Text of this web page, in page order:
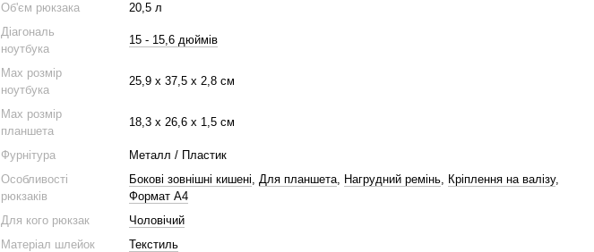
Об'єм рюкзака
20,5 л
Діагональ
ноутбука
15 - 15,6 дюймів
Max розмір
ноутбука
25,9 x 37,5 x 2,8 см
Max розмір
планшета
18,3 x 26,6 x 1,5 см
Фурнітура
Металл / Пластик
Особливості
рюкзаків
Бокові зовнішні кишені, Для планшета, Нагрудний ремінь, Кріплення на валізу,
Формат A4
Для кого рюкзак
Чоловічий
Матеріал шлейок
Текстиль